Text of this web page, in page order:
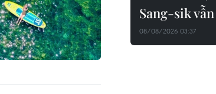
Sang-sik
08/08/2026 03:37